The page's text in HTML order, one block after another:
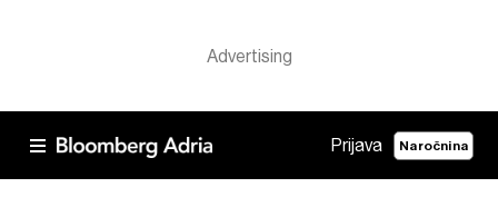
Prijava Naročnina